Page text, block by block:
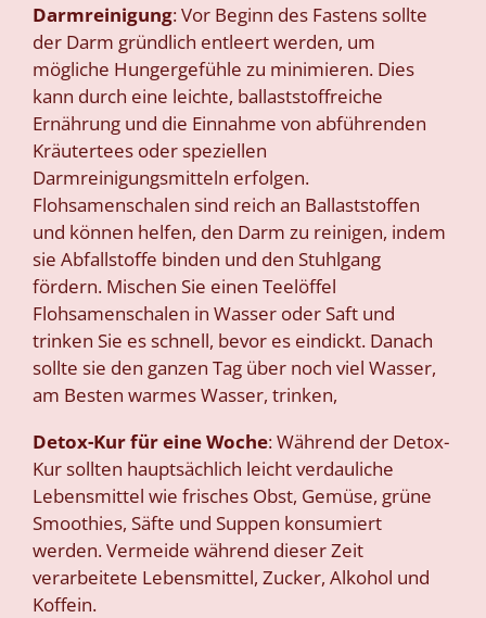
Darmreinigung: Vor Beginn des Fastens sollte
der Darm gründlich entleert werden, um
mögliche Hungergefühle zu minimieren. Dies
kann durch eine leichte, ballaststoffreiche
Ernährung und die Einnahme von abführenden
Kräutertees oder speziellen
Darmreinigungsmitteln erfolgen.
Flohsamenschalen sind reich an Ballaststoffen
und können helfen, den Darm zu reinigen, indem
sie Abfallstoffe binden und den Stuhlgang
fördern. Mischen Sie einen Teelöffel
Flohsamenschalen in Wasser oder Saft und
trinken Sie es schnell, bevor es eindickt. Danach
sollte sie den ganzen Tag über noch viel Wasser,
am Besten warmes Wasser, trinken,
Detox-Kur für eine Woche: Während der Detox-
Kur sollten hauptsächlich leicht verdauliche
Lebensmittel wie frisches Obst, Gemüse, grüne
Smoothies, Säfte und Suppen konsumiert
werden. Vermeide während dieser Zeit
verarbeitete Lebensmittel, Zucker, Alkohol und
Koffein.